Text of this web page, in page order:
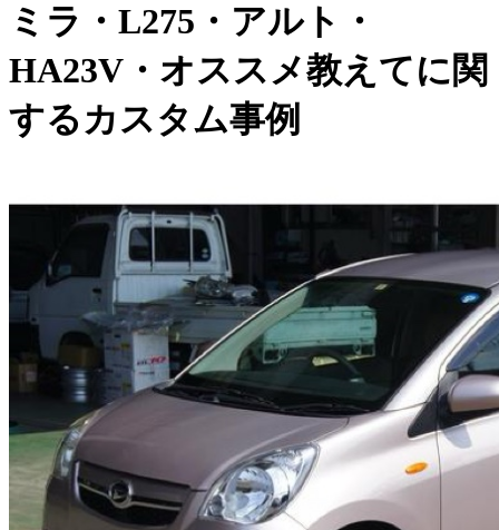
ミラ・L275・アルト・
HA23V・オススメ教えてに関
するカスタム事例